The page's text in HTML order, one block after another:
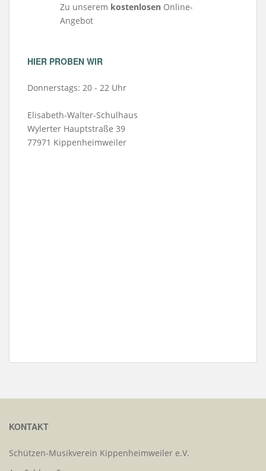
Zu unserem kostenlosen Online-
Angebot
HIER PROBEN WIR
Donnerstags: 20 - 22 Uhr
Elisabeth-Walter-Schulhaus
Wylerter Hauptstraße 39
77971 Kippenheimweiler
KONTAKT
Schützen-Musikverein Kippenheimweiler e.V.